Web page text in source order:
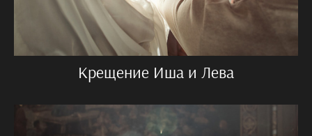
Крещение Иша и Лева